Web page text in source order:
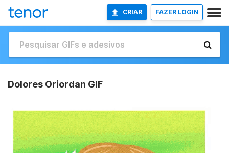
CRIAR FAZER LOGIN
Dolores Oriordan GIF